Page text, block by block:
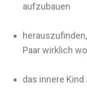
aufzubauen
Paar wirklich
das innere